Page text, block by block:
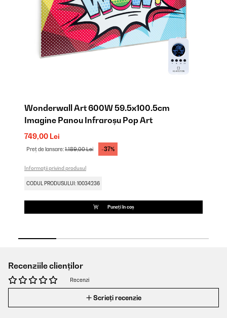
Wonderwall Art 600W 59.5x100.5cm
Imagine Panou Infraroșu Pop Art
749,00 Lei
Preț de lansare:1.189,00 Lei -37%
Informații privind produsul
CODUL PRODUSULUI: 10034236
Puneți în coș
Recenziile clienților
Recenzi
Scrieți recenzie